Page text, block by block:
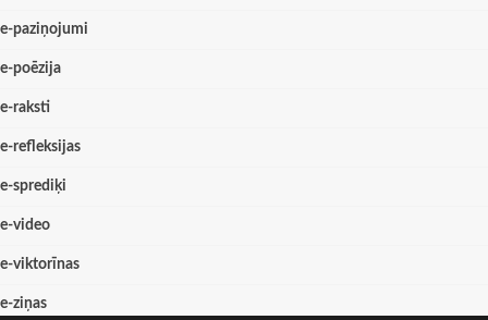
e-paziņojumi
e-poēzija
e-raksti
e-refleksijas
e-sprediķi
e-video
e-viktorīnas
e-ziņas